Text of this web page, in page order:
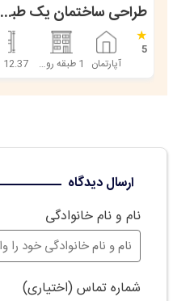
طراحی ساختمان یک طبقه روی پیلوت در سرخرود
★
5
آپارتمان
1 طبقه روی پیلوت 12.37
ارسال دیدگاه
نام و نام خانوادگی
شماره تماس (اختیاری)